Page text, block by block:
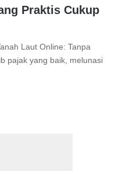
Praktis Cukup
Laut Online: Tanpa
pajak yang baik, melunasi